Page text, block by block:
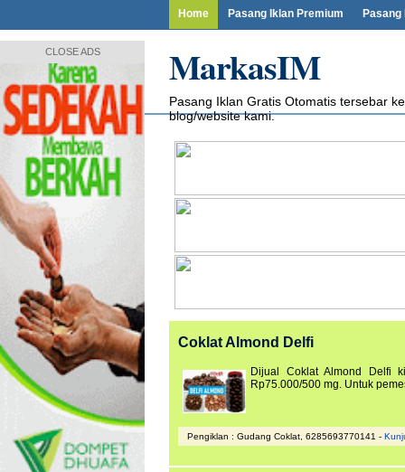
Home Pasang Iklan Premium
MarkasIM
Pasang Iklan Gratis Otomatis tersebar
blog/website kami.
Coklat Almond Delfi
Dijual Coklat Almond Delfi
Rp75.000/500 mg. Untuk
Pengiklan : Gudang Coklat, 6285693770141 -
CLOSE ADS